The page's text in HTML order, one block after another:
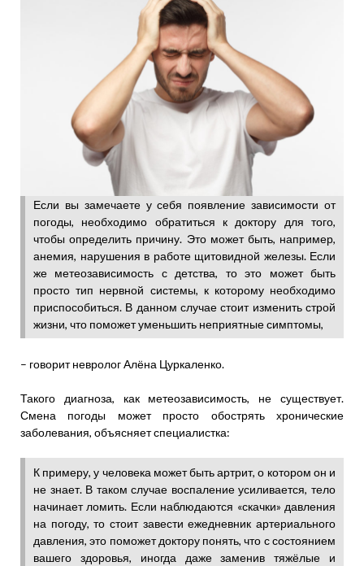
Если вы замечаете у себя появление зависимости от
погоды, необходимо обратиться к доктору для того,
чтобы определить причину. Это может быть, например,
анемия, нарушения в работе щитовидной железы. Если
же метеозависимость с детства, то это может быть
просто тип нервной системы, к которому необходимо
приспособиться. В данном случае стоит изменить строй
жизни, что поможет уменьшить неприятные симптомы,
– говорит невролог Алёна Цуркаленко.
Такого диагноза, как метеозависимость, не существует.
Смена погоды может просто обострять хронические
заболевания, объясняет специалистка:
К примеру, у человека может быть артрит, о котором он и
не знает. В таком случае воспаление усиливается, тело
начинает ломить. Если наблюдаются «скачки» давления
на погоду, то стоит завести ежедневник артериального
давления, это поможет доктору понять, что с состоянием
вашего здоровья, иногда даже заменив тяжёлые и